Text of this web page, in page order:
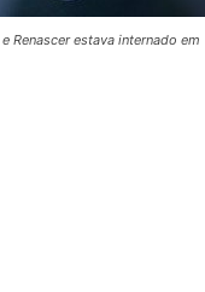
Renascer estava internado em